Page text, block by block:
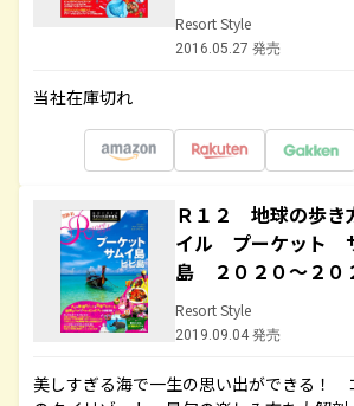
Resort Style
2016.05.27 発売
当社在庫切れ
Ｒ１２ 地球の歩
イル プーケット
島 ２０２０～２０
Resort Style
2019.09.04 発売
美しすぎる海で一生の思い出ができる！